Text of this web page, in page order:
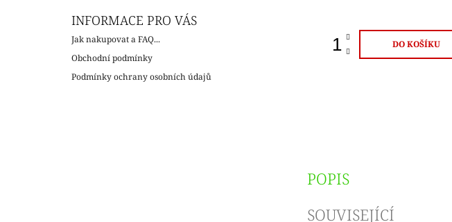
INFORMACE PRO VÁS
Jak nakupovat a FAQ...
Obchodní podmínky
Podmínky ochrany osobních údajů
DO KOŠÍKU
POPIS
SOUVISEJÍCÍ